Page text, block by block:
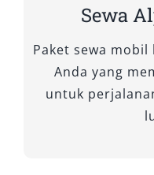
karena itu, memilih
tepat sangat
untuk keluarga,
bisnis,
Alphard kami
sewa mobil Alphard
Sewa
Paket sewa
Anda yang
untuk